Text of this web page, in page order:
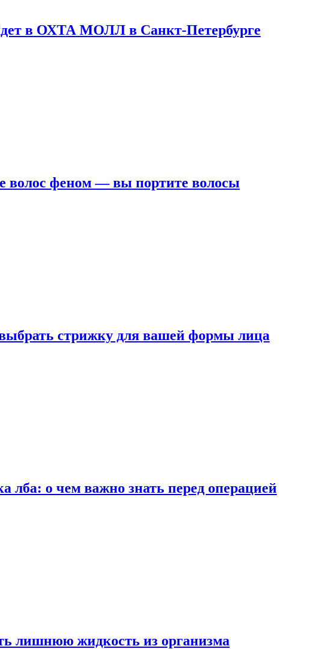
в ОХТА МОЛЛ в Санкт-Петербурге
волос феном — вы портите волосы
стрижку для вашей формы лица
лба: о чем важно знать перед операцией
лишнюю жидкость из организма